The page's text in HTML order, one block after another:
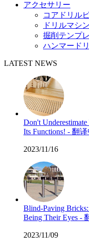
アクセサリー
コアドリル
ドリルマシン
掘削テンプ
ハンマード
LATEST NEWS
Don't
Its Functions! - 翻译
2023/11/16
Blind-Paving
Being Their Eyes -
2023/11/09